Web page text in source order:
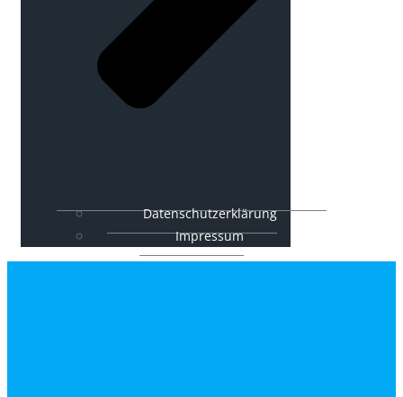
Datenschutzerklärung
Impressum